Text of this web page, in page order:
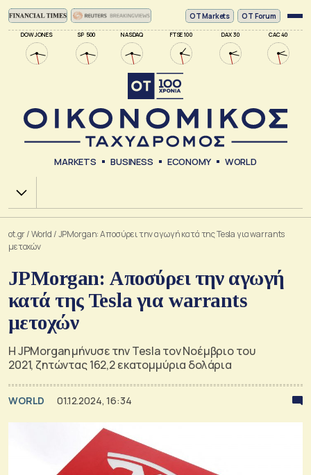
DOW JONES SP 500 NASDAQ FTSE 100 DAX 30 CAC 40
ΟΤ Markets OT Forum
MARKETS BUSINESS ECONOMY WORLD
Χ.Α.
ot.gr/World /JPMorgan: Αποσύρει την αγωγή κατά της Tesla για warrants
μετοχών
JPMorgan: Αποσύρει την αγωγή
κατά της Tesla για warrants
μετοχών
Η JPMorgan μήνυσε την Tesla τον Νοέμβριο του
2021, ζητώντας 162,2 εκατομμύρια δολάρια
WORLD 01.12.2024, 16:34